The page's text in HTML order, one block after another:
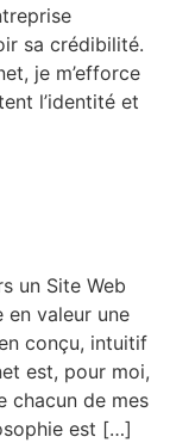
sa crédibilité.
je m’efforce
l’identité et
un Site Web
en valeur une
conçu, intuitif
est, pour moi,
chacun de mes
est […]